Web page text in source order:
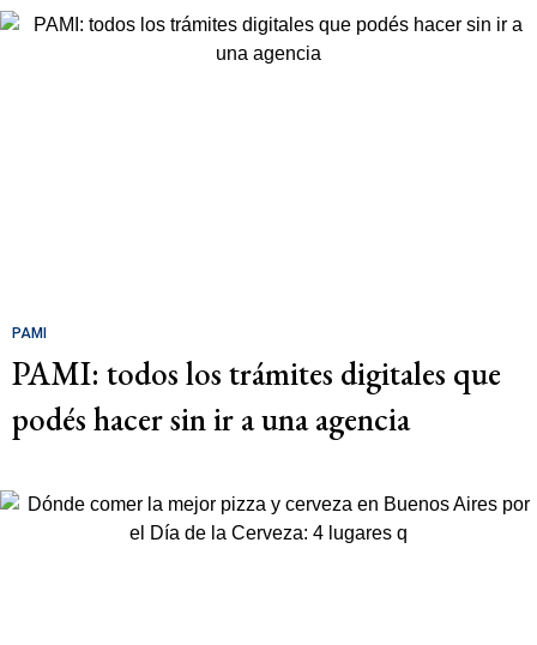
PAMI
PAMI: todos los trámites digitales que
podés hacer sin ir a una agencia